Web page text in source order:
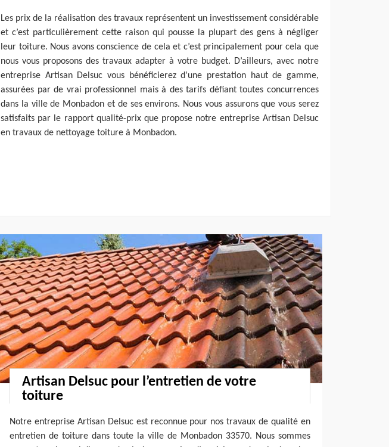
Les prix de la réalisation des travaux représentent un investissement considérable
et c’est particulièrement cette raison qui pousse la plupart des gens à négliger
leur toiture. Nous avons conscience de cela et c’est principalement pour cela que
nous vous proposons des travaux adapter à votre budget. D’ailleurs, avec notre
entreprise Artisan Delsuc vous bénéficierez d’une prestation haut de gamme,
assurées par de vrai professionnel mais à des tarifs défiant toutes concurrences
dans la ville de Monbadon et de ses environs. Nous vous assurons que vous serez
satisfaits par le rapport qualité-prix que propose notre entreprise Artisan Delsuc
en travaux de nettoyage toiture à Monbadon.
Artisan Delsuc pour l’entretien de votre
toiture
Notre entreprise Artisan Delsuc est reconnue pour nos travaux de qualité en
entretien de toiture dans toute la ville de Monbadon 33570. Nous sommes